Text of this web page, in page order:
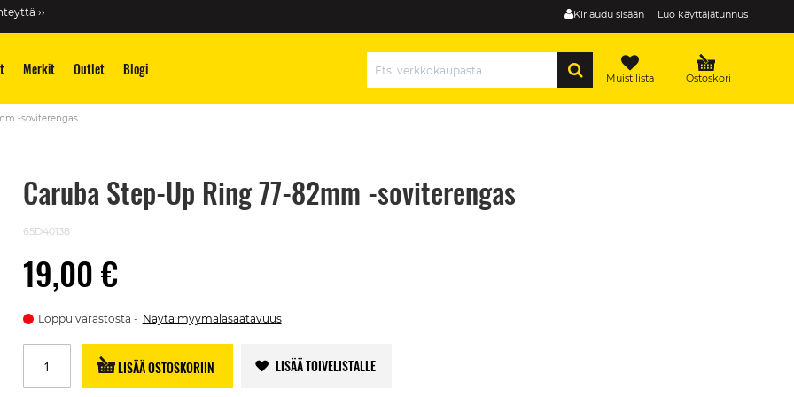
Kirjaudu sisään Luo käyttäjätunnus
››
Merkit Outlet Blogi Ostoskori
Muistilista
-soviterengas
Caruba Step-Up Ring 77-82mm -soviterengas
65D40138
19,00 €
Loppu varastosta Näytä myymäläsaatavuus
LISÄÄ OSTOSKORIIN LISÄÄ TOIVELISTALLE